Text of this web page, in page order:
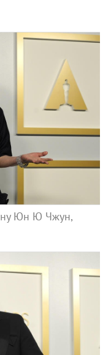
Юн Ю Чжун,